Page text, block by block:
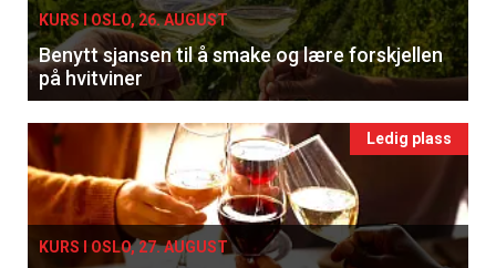
KURS I OSLO, 26. AUGUST
Benytt sjansen til å smake og lære forskjellen
på hvitviner
Ledig plass
KURS I OSLO, 27. AUGUST